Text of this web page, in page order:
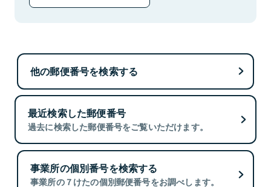
他の郵便番号を検索する
最近検索した郵便番号
過去に検索した郵便番号をご覧いただけます。
事業所の個別番号を検索する
事業所の７けたの個別郵便番号をお調べします。